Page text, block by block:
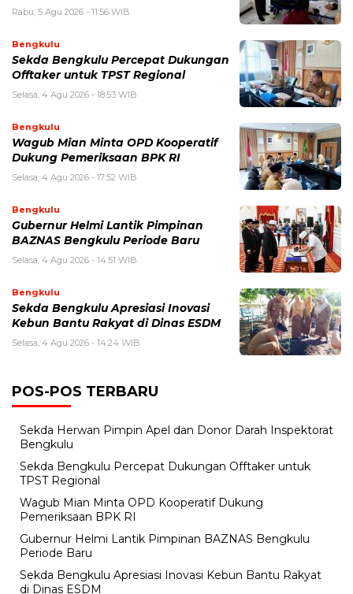
Rabu, 5 Agu 2026 - 11:56 WIB
Bengkulu
Sekda Bengkulu Percepat Dukungan
Offtaker untuk TPST Regional
Selasa, 4 Agu 2026 - 18:53 WIB
Bengkulu
Wagub Mian Minta OPD Kooperatif
Dukung Pemeriksaan BPK RI
Selasa, 4 Agu 2026 - 17:52 WIB
Bengkulu
Gubernur Helmi Lantik Pimpinan
BAZNAS Bengkulu Periode Baru
Selasa, 4 Agu 2026 - 14:51 WIB
Bengkulu
Sekda Bengkulu Apresiasi Inovasi
Kebun Bantu Rakyat di Dinas ESDM
Selasa, 4 Agu 2026 - 14:24 WIB
POS-POS TERBARU
Sekda Herwan Pimpin Apel dan Donor Darah Inspektorat
Bengkulu
Sekda Bengkulu Percepat Dukungan Offtaker untuk
TPST Regional
Wagub Mian Minta OPD Kooperatif Dukung
Pemeriksaan BPK RI
Gubernur Helmi Lantik Pimpinan BAZNAS Bengkulu
Periode Baru
Sekda Bengkulu Apresiasi Inovasi Kebun Bantu Rakyat
di Dinas ESDM